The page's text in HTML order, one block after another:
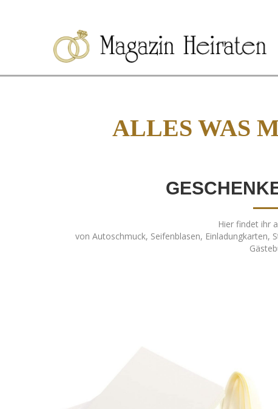
ALLES WAS
Hier findet ihr
von Autoschmuck, Seifenblasen, Einladungkarten,